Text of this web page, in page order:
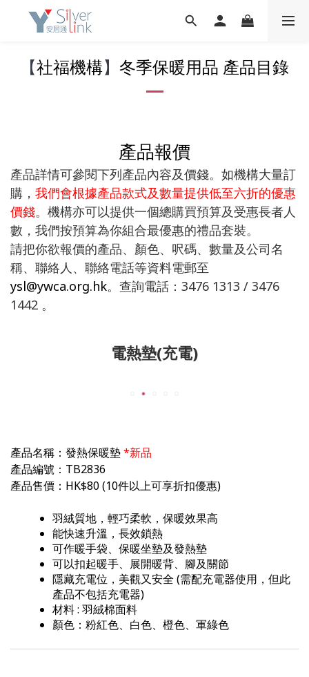
【社福機構】 冬季保暖用品 產品目錄
產品報價
產品詳情可參閱下列產品內容及價錢。如機構大量訂
購， 我們會根據產品款式及數量提供低至六折的優惠
價錢。機構亦可以提供一個總購買預算及受惠長者人
數，我們按預算為你組合最優惠的禮品套裝。
請把你欲報價的產品、顏色、呎碼、數量及公司名
稱、聯絡人、聯絡電話等資料電郵至
ysl@ywca.org.hk。查詢電話：3476 1313 / 3476
1442 。
電熱墊(充電)
產品名稱：發熱保暖墊*新品
產品編號：TB2836
產品售價：HK$80(10件以上可享折扣優惠)
羽絨質地，輕巧柔軟，保暖效果高
能快速升溫，長效鎖熱
可作暖手袋、保暖坐墊及發熱墊
可以扣起暖手、展開暖背、腳及關節
隱藏充電位，美觀又安全 (需配充電器使用，但此
產品不包括充電器)
材料 : 羽絨棉面料
顏色：粉紅色、白色、 橙色、 軍綠色